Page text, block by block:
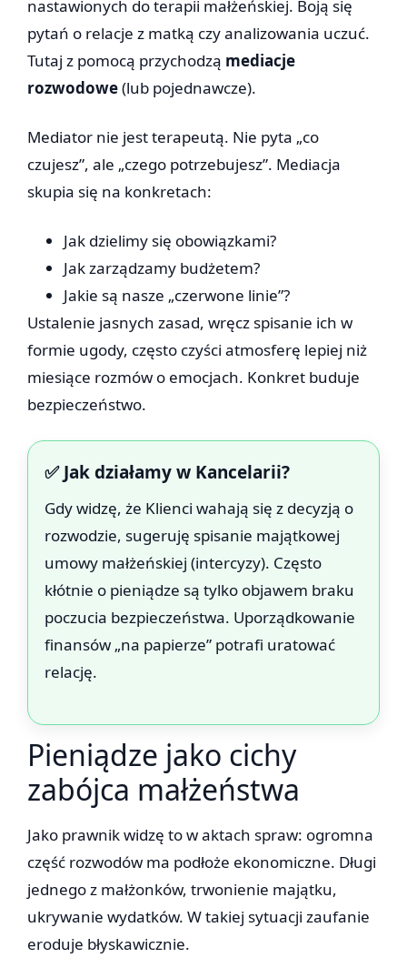
nastawionych do terapii małżeńskiej. Boją się
pytań o relacje z matką czy analizowania uczuć.
Tutaj z pomocą przychodzą mediacje
rozwodowe(lub pojednawcze).
Mediator nie jest terapeutą. Nie pyta „co
czujesz”, ale „czego potrzebujesz”. Mediacja
skupia się na konkretach:
Jak dzielimy się obowiązkami?
Jak zarządzamy budżetem?
Jakie są nasze „czerwone linie”?
Ustalenie jasnych zasad, wręcz spisanie ich w
formie ugody, często czyści atmosferę lepiej niż
miesiące rozmów o emocjach. Konkret buduje
bezpieczeństwo.
✅ Jak działamy w Kancelarii?
Gdy widzę, że Klienci wahają się z decyzją o
rozwodzie, sugeruję spisanie majątkowej
umowy małżeńskiej (intercyzy). Często
kłótnie o pieniądze są tylko objawem braku
poczucia bezpieczeństwa. Uporządkowanie
finansów „na papierze” potrafi uratować
relację.
Pieniądze jako cichy
zabójca małżeństwa
Jako prawnik widzę to w aktach spraw: ogromna
część rozwodów ma podłoże ekonomiczne. Długi
jednego z małżonków, trwonienie majątku,
ukrywanie wydatków. W takiej sytuacji zaufanie
eroduje błyskawicznie.